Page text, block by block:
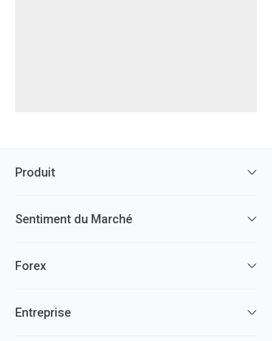
Produit
Sentiment du Marché
Forex
Entreprise